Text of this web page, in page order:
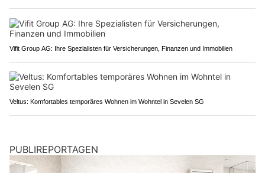
Vifit Group AG: Ihre Spezialisten für Versicherungen, Finanzen und Immobilien
Veltus: Komfortables temporäres Wohnen im Wohntel in Sevelen SG
PUBLIREPORTAGEN